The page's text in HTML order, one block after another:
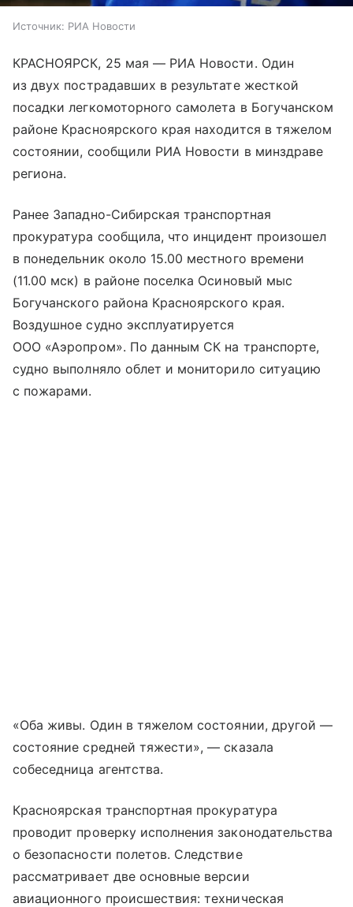
Источник: РИА Новости
КРАСНОЯРСК, 25 мая — РИА Новости. Один
из двух пострадавших в результате жесткой
посадки легкомоторного самолета в Богучанском
районе Красноярского края находится в тяжелом
состоянии, сообщили РИА Новости в минздраве
региона.
Ранее Западно-Сибирская транспортная
прокуратура сообщила, что инцидент произошел
в понедельник около 15.00 местного времени
(11.00 мск) в районе поселка Осиновый мыс
Богучанского района Красноярского края.
Воздушное судно эксплуатируется
ООО «Аэропром». По данным СК на транспорте,
судно выполняло облет и мониторило ситуацию
с пожарами.
«Оба живы. Один в тяжелом состоянии, другой —
состояние средней тяжести», — сказала
собеседница агентства.
Красноярская транспортная прокуратура
проводит проверку исполнения законодательства
о безопасности полетов. Следствие
рассматривает две основные версии
авиационного происшествия: техническая